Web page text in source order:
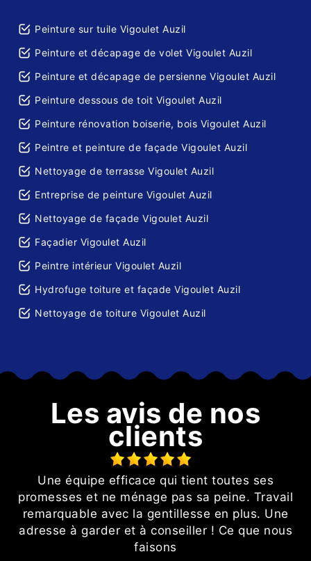
Peinture sur tuile Vigoulet Auzil
Peinture et décapage de volet Vigoulet Auzil
Peinture et décapage de persienne Vigoulet Auzil
Peinture dessous de toit Vigoulet Auzil
Peinture rénovation boiserie, bois Vigoulet Auzil
Peintre et peinture de façade Vigoulet Auzil
Nettoyage de terrasse Vigoulet Auzil
Entreprise de peinture Vigoulet Auzil
Nettoyage de façade Vigoulet Auzil
Façadier Vigoulet Auzil
Peintre intérieur Vigoulet Auzil
Hydrofuge toiture et façade Vigoulet Auzil
Nettoyage de toiture Vigoulet Auzil
Les avis de nos
clients
Une équipe efficace qui tient toutes ses
promesses et ne ménage pas sa peine. Travail
remarquable avec la gentillesse en plus. Une
adresse à garder et à conseiller ! Ce que nous
faisons